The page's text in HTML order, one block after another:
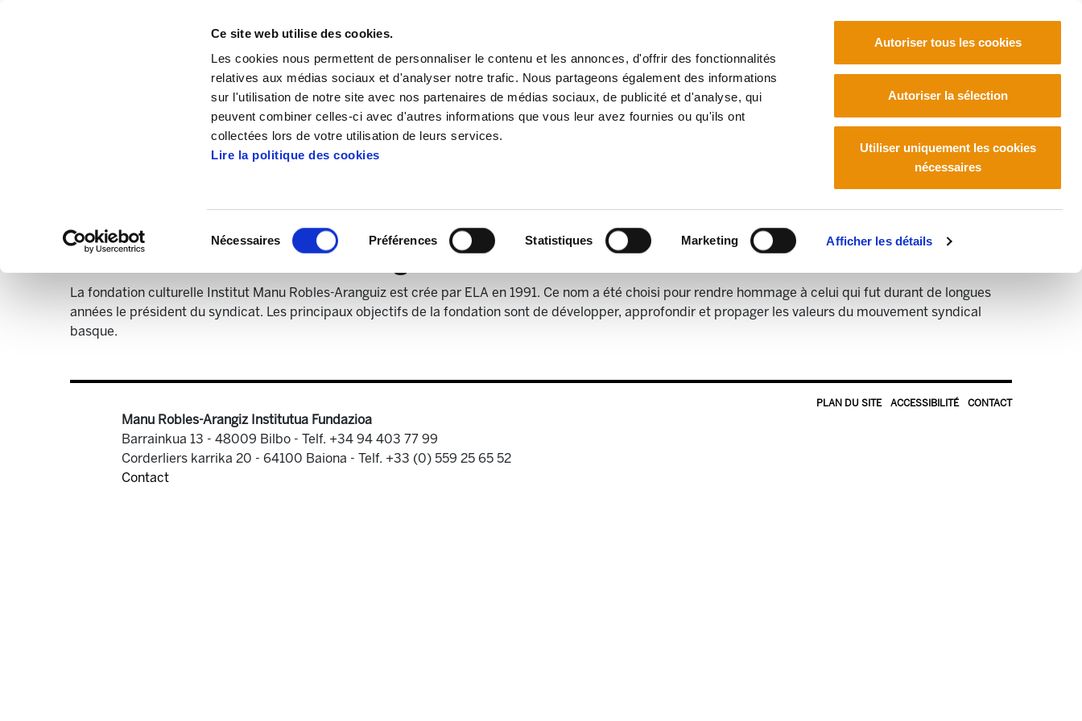
Ce site web utilise des cookies.
Les cookies nous permettent de personnaliser le contenu et les annonces, d'offrir des fonctionnalités
relatives aux médias sociaux et d'analyser notre trafic. Nous partageons également des informations
sur l'utilisation de notre site avec nos partenaires de médias sociaux, de publicité et d'analyse, qui
peuvent combiner celles-ci avec d'autres informations que vous leur avez fournies ou qu'ils ont
collectées lors de votre utilisation de leurs services.
Lire la politique des cookies
Nécessaires Préférences Statistiques Marketing Afficher les détails
Autoriser tous les cookies
Autoriser la sélection
Utiliser uniquement les cookies
nécessaires
Portadako destakatua fr Destakatua
Fondation Manu Robles-Arangiz
La fondation culturelle Institut Manu Robles-Aranguiz est crée par ELA en 1991. Ce nom a été choisi pour rendre hommage à celui qui fut durant de longues
années le président du syndicat. Les principaux objectifs de la fondation sont de développer, approfondir et propager les valeurs du mouvement syndical
basque.
PLAN DU SITE ACCESSIBILITÉ CONTACT
Manu Robles-Arangiz Institutua Fundazioa
Barrainkua 13 - 48009 Bilbo - Telf. +34 94 403 77 99
Corderliers karrika 20 - 64100 Baiona - Telf. +33 (0) 559 25 65 52
Contact